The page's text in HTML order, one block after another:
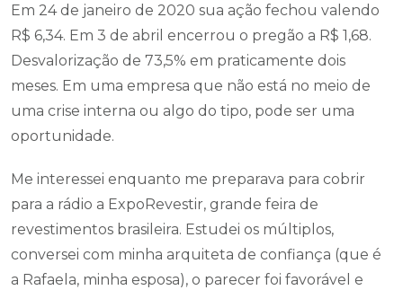
Em 24 de janeiro de 2020 sua ação fechou valendo
R$ 6,34. Em 3 de abril encerrou o pregão a R$ 1,68.
Desvalorização de 73,5% em praticamente dois
meses. Em uma empresa que não está no meio de
uma crise interna ou algo do tipo, pode ser uma
oportunidade.
Me interessei enquanto me preparava para cobrir
para a rádio a ExpoRevestir, grande feira de
revestimentos brasileira. Estudei os múltiplos,
conversei com minha arquiteta de confiança (que é
a Rafaela, minha esposa), o parecer foi favorável e